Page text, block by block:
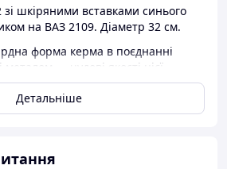
шкіряними вставками синього
на ВАЗ 2109. Діаметр 32 см.
форма керма в поєднанні
металом — чудові якості цієї
Детальніше